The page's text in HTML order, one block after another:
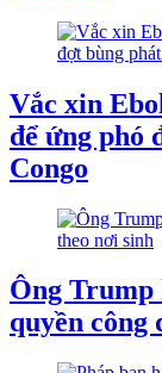
Vắc xin
để ứng phó
Congo
Ông Trump
quyền công